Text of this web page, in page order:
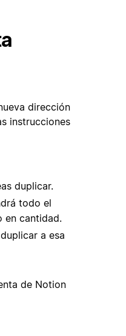
dirección
instrucciones
duplicar.
todo el
en cantidad.
a esa
de Notion